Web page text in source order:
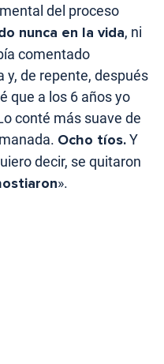
del proceso
nunca en la vida, ni
comentado
y, de repente, después
que a los 6 años yo
conté más suave de
Ocho tíos.Y
decir, se quitaron
».